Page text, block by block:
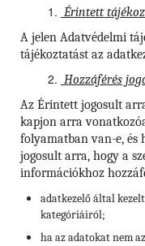
Érintett
A jelen Adatvédelmi
tájékoztatást az
Hozzáférés
Az Érintett jogosult
kapjon arra
folyamatban van-e, és
jogosult arra, hogy a
információkhoz
adatkezelő által
kategóriáiról;
ha az adatokat nem